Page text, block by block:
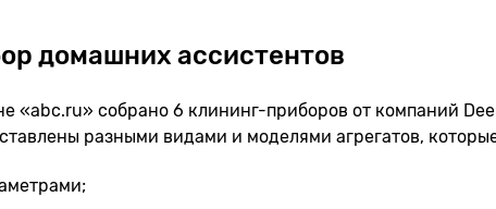
домашних ассистентов
«abc.ru» собрано 6 клининг-приборов от компаний
разными видами и моделями агрегатов,